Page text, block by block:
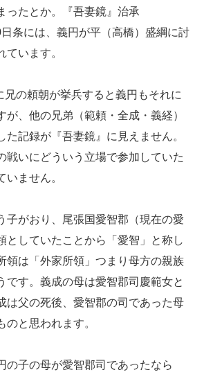
ったとか。『吾妻鏡』治承
条には、義円が平（高橋）盛綱に討
ています。
兄の頼朝が挙兵すると義円もそれに
が、他の兄弟（範頼・全成・義経）
た記録が『吾妻鏡』に見えません。
戦いにどういう立場で参加していた
いません。
子がおり、尾張国愛智郡（現在の愛
としていたことから「愛智」と称し
領は「外家所領」つまり母方の親族
です。義成の母は愛智郡司慶範女と
は父の死後、愛智郡の司であった母
のと思われます。
の子の母が愛智郡司であったなら